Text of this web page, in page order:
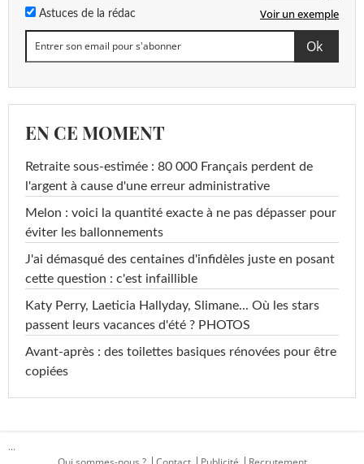
Astuces de la rédac Voir un exemple
EN CE MOMENT
Retraite sous-estimée : 80 000 Français perdent de
l'argent à cause d'une erreur administrative
Melon : voici la quantité exacte à ne pas dépasser pour
éviter les ballonnements
J'ai démasqué des centaines d'infidèles juste en posant
cette question : c'est infaillible
Katy Perry, Laeticia Hallyday, Slimane... Où les stars
passent leurs vacances d'été ? PHOTOS
Avant-après : des toilettes basiques rénovées pour être
copiées
...